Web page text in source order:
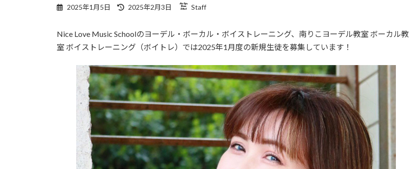
2025年1月5日
最
新
日
時
2025年2月3日 Staff
Nice Love Music Schoolのヨーデル・ボーカル・ボイストレーニング、南りこヨーデル教室 ボーカル教
室 ボイストレーニング（ボイトレ）では2025年1月度の新規生徒を募集しています！